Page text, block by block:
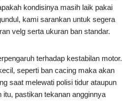
kondisinya masih laik pakai
kami sarankan untuk segera
velg serta ukuran ban standar.
terhadap kestabilan motor.
seperti ban cacing maka akan
saat melewati polisi tidur ataupun
itu, pastikan tekanan angginnya